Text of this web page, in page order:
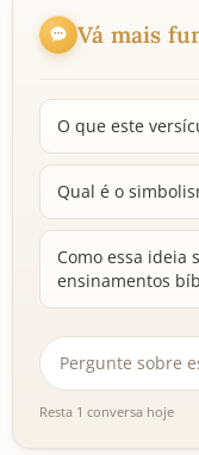
Vá mais
O que este
Qual é o
Como essa ideia
ensinamentos
Resta 1 conversa hoje